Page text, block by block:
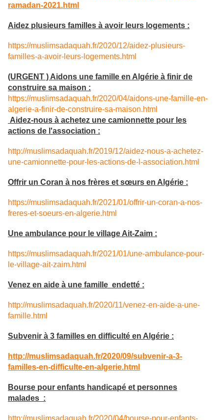
ramadan-2021.html
Aidez plusieurs familles à avoir leurs logements :
https://muslimsadaquah.fr/2020/12/aidez-plusieurs-
familles-a-avoir-leurs-logements.html
(URGENT ) Aidons une famille en Algérie à finir de
construire sa maison :
https://muslimsadaquah.fr/2020/04/aidons-une-famille-en-
algerie-a-finir-de-construire-sa-maison.html
Aidez-nous à achetez une camionnette pour les
actions de l'association :
http://muslimsadaquah.fr/2019/12/aidez-nous-a-achetez-
une-camionnette-pour-les-actions-de-l-association.html
Offrir un Coran à nos frères et sœurs en Algérie :
https://muslimsadaquah.fr/2021/01/offrir-un-coran-a-nos-
freres-et-soeurs-en-algerie.html
Une ambulance pour le village Ait-Zaim :
https://muslimsadaquah.fr/2021/01/une-ambulance-pour-
le-village-ait-zaim.html
Venez en aide à une famille endetté :
http://muslimsadaquah.fr/2020/11/venez-en-aide-a-une-
famille.html
Subvenir à 3 familles en difficulté en Algérie :
http://muslimsadaquah.fr/2020/09/subvenir-a-3-
familles-en-difficulte-en-algerie.html
Bourse pour enfants handicapé et personnes
malades :